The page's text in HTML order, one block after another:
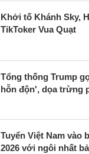
Khởi tố Khánh Sky,
TikToker Vua Quạt
Tổng thống Trump
hỗn độn', dọa trừng
Tuyển Việt Nam vào
2026 với ngôi nhất